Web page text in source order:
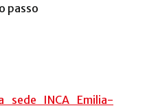
passo
sede INCA Emilia-